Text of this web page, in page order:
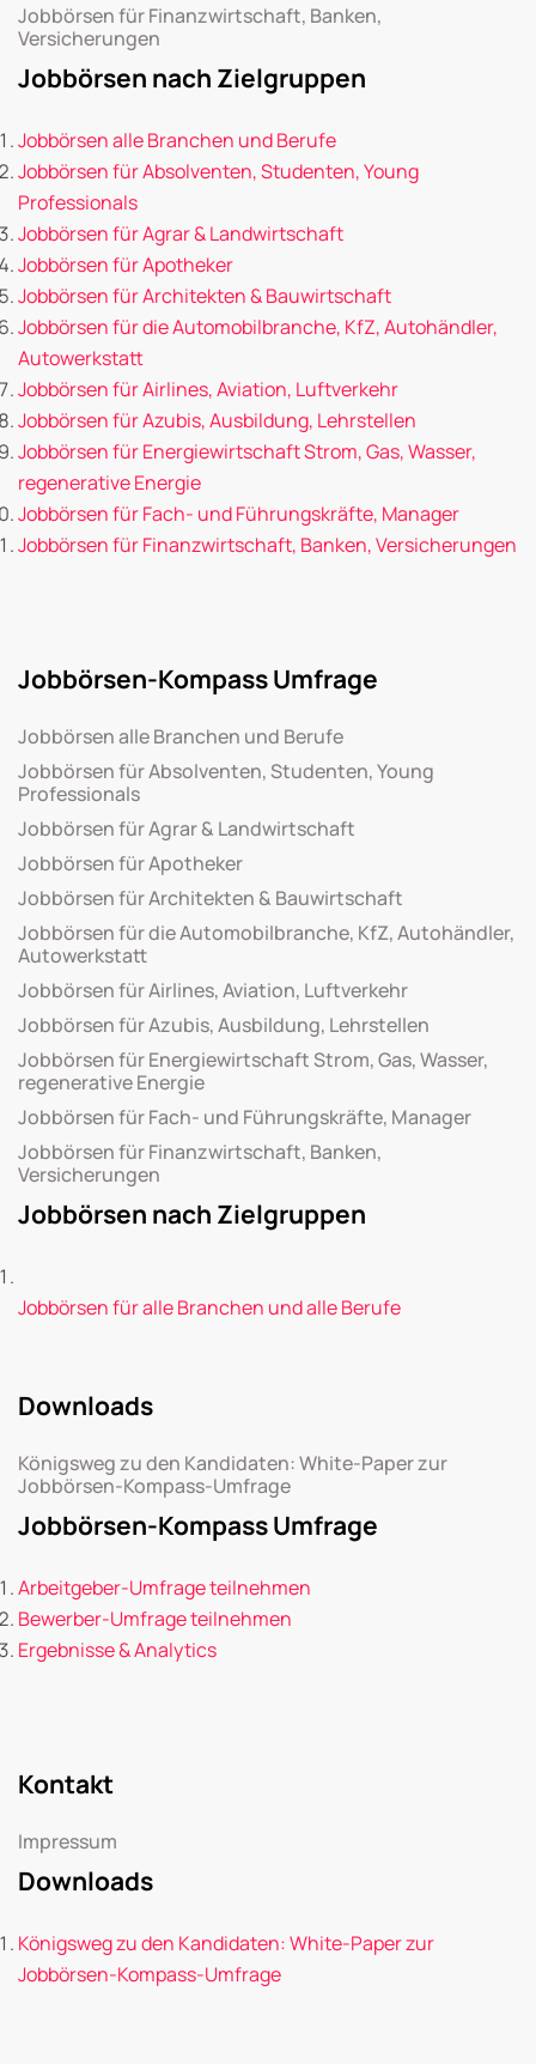
Jobbörsen für Finanzwirtschaft, Banken,
Versicherungen
Jobbörsen nach Zielgruppen
Jobbörsen alle Branchen und Berufe
Jobbörsen für Absolventen, Studenten, Young
Professionals
Jobbörsen für Agrar & Landwirtschaft
Jobbörsen für Apotheker
Jobbörsen für Architekten & Bauwirtschaft
Jobbörsen für die Automobilbranche, KfZ, Autohändler,
Autowerkstatt
Jobbörsen für Airlines, Aviation, Luftverkehr
Jobbörsen für Azubis, Ausbildung, Lehrstellen
Jobbörsen für Energiewirtschaft Strom, Gas, Wasser,
regenerative Energie
Jobbörsen für Fach- und Führungskräfte, Manager
Jobbörsen für Finanzwirtschaft, Banken, Versicherungen
Jobbörsen-Kompass Umfrage
Jobbörsen alle Branchen und Berufe
Jobbörsen für Absolventen, Studenten, Young
Professionals
Jobbörsen für Agrar & Landwirtschaft
Jobbörsen für Apotheker
Jobbörsen für Architekten & Bauwirtschaft
Jobbörsen für die Automobilbranche, KfZ, Autohändler,
Autowerkstatt
Jobbörsen für Airlines, Aviation, Luftverkehr
Jobbörsen für Azubis, Ausbildung, Lehrstellen
Jobbörsen für Energiewirtschaft Strom, Gas, Wasser,
regenerative Energie
Jobbörsen für Fach- und Führungskräfte, Manager
Jobbörsen für Finanzwirtschaft, Banken,
Versicherungen
Jobbörsen nach Zielgruppen
Jobbörsen für alle Branchen und alle Berufe
Downloads
Königsweg zu den Kandidaten: White-Paper zur
Jobbörsen-Kompass-Umfrage
Jobbörsen-Kompass Umfrage
Arbeitgeber-Umfrage teilnehmen
Bewerber-Umfrage teilnehmen
Ergebnisse & Analytics
Kontakt
Impressum
Downloads
Königsweg zu den Kandidaten: White-Paper zur
Jobbörsen-Kompass-Umfrage